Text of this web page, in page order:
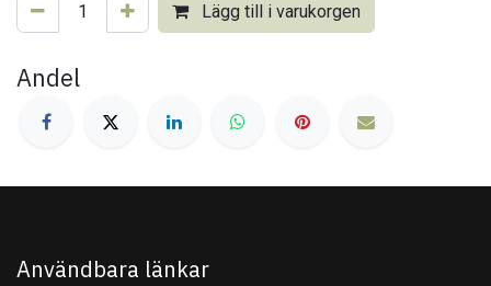
Lägg till i varukorgen
Andel
Användbara länkar